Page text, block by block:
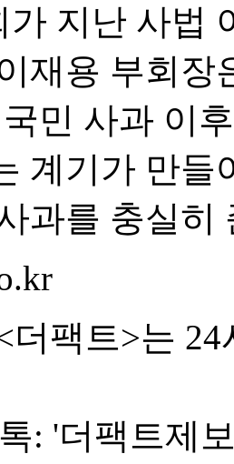
가 지난 사법
재용 부회장
민 사과 이
계기가 만들
과를 충실히
더팩트>는
: '더팩트제